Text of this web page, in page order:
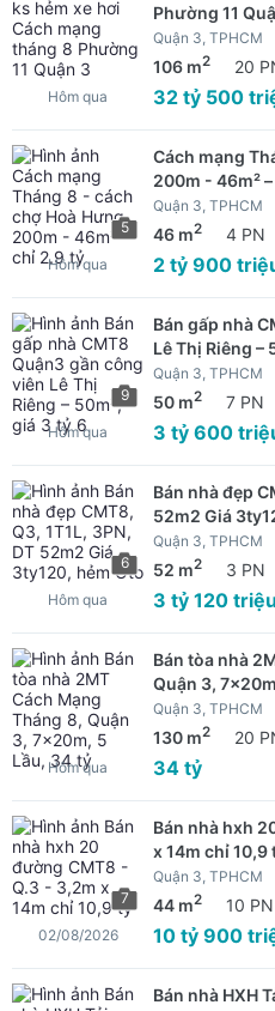
Phường 11
Quận 3, TPHCM
106 m2 20
32 tỷ 500
Hôm qua
5
Cách mạng
200m - 46m²
Quận 3, TPHCM
46 m2 4 PN
2 tỷ 900
Hôm qua
9
Bán gấp nhà
Lê Thị Riêng –
Quận 3, TPHCM
50 m2 7 PN
3 tỷ 600
Hôm qua
6
Bán nhà đẹp
52m2 Giá
Quận 3, TPHCM
52 m2 3 PN
3 tỷ 120 triệu
Hôm qua
Bán tòa nhà
Quận 3,
Quận 3, TPHCM
130 m2 20
34 tỷ
Hôm qua
7
Bán nhà hxh
x 14m chỉ 10,9
Quận 3, TPHCM
44 m2 10 PN
10 tỷ 900
02/08/2026
Bán nhà HXH